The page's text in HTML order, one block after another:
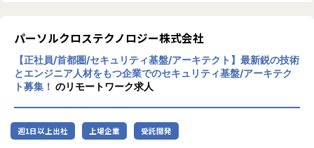
立ち上げの最初から関わるため、その技術選定・設計・開発
を行うため、制約なく本質的に必要なことを選択できる環境
です。
・国籍ひとつをとっても日本・ベトナム・ペルー・オラン
かで、さまざまな視点、知見、文化をもったメンバーとのチ
ーム開発が可能です。
上場し、1800名規模の組織に急成長しまし
た。
Sun*は世界平和を目指します。 世界を見渡せ
ば、SDGsで語られるような大きな社会課題
から、身の回りの小さな生活の課題まで様々
な課題があふれています。私たちはそういっ
た課題解決に、デジタルテクノロジーとクリ
パーソルクロステクノロジー株式会社
【正社員/首都圏/セキュリティ基盤/アーキテクト】最新鋭の技術
とエンジニア人材をもつ企業でのセキュリティ基盤/アーキテク
ト募集！ のリモートワーク求人
週1日以上出社 上場企業 受託開発